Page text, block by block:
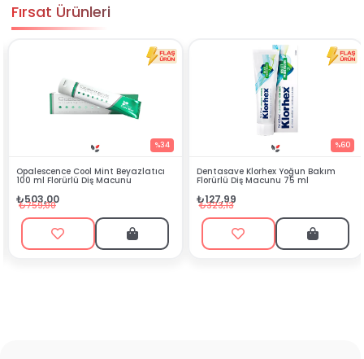
Fırsat Ürünleri
Cool Mint Beyazlatıcı
Florürlü Diş Macunu
Dentasave Klorhex Yoğun Bakım
Florürlü Diş Macunu 75 ml